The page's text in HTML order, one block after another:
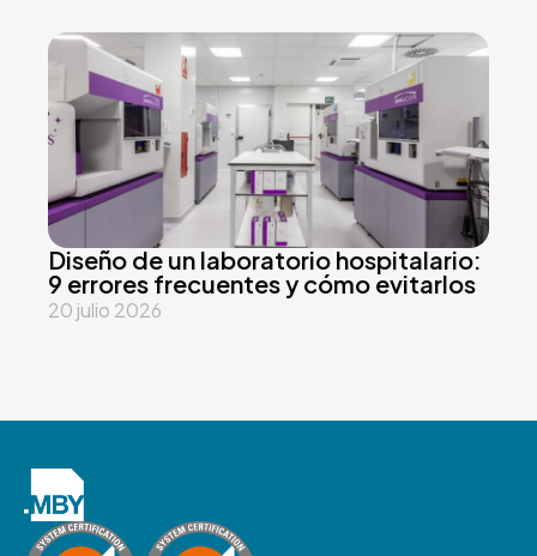
Diseño de un laboratorio hospitalario:
9 errores frecuentes y cómo evitarlos
20 julio 2026